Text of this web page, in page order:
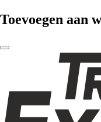
Toevoegen aan